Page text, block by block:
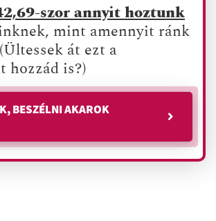
szor annyit hoztunk
mint amennyit ránk
át ezt a
hozzád is?)
BESZÉLNI AKAROK